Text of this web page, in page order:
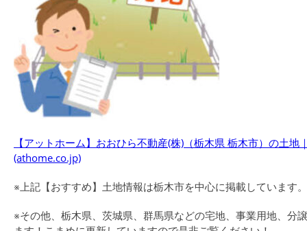
【アットホーム】おおひら不動産(株)（栃木県 栃木市）の土
(athome.co.jp)
※上記【おすすめ】土地情報は栃木市を中心に掲載しています。
※その他、栃木県、茨城県、群馬県などの宅地、事業用地、分